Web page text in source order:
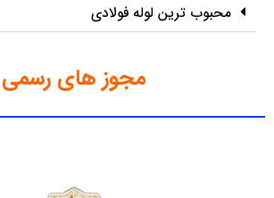
محبوب ترین لوله فولادی
مجوز های رسمی